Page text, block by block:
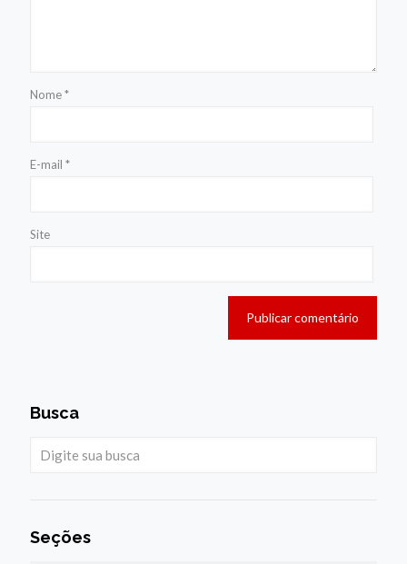
Nome*
E-mail *
Site
Busca
Seções